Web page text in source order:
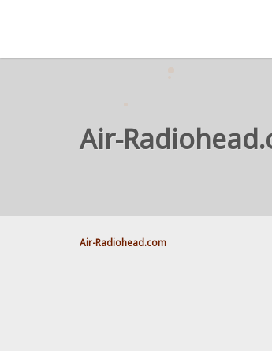
Air-
Air-Radiohead.com